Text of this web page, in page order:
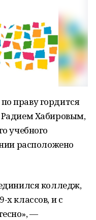
праву гордится
Радием Хабировым,
учебного
расположено
колледж,
х классов, и с
—